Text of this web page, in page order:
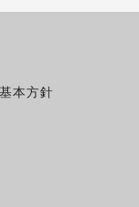
本方針